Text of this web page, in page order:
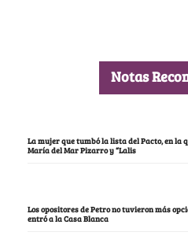
Notas
La mujer que tumbó la lista del Pacto, en la
María del Mar Pizarro y “Lalis
Los opositores de Petro no tuvieron más
entró a la Casa Blanca